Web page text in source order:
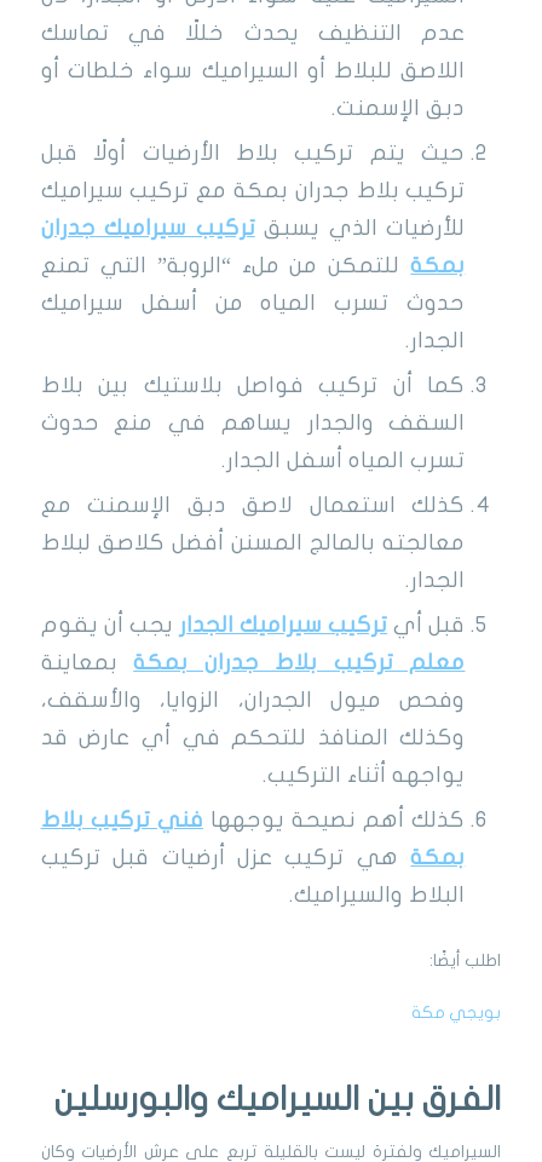
عدم التنظيف يحدث خللًا في تماسك
اللاصق للبلاط أو السيراميك سواء خلطات أو
دبق الإسمنت.
حيث يتم تركيب بلاط الأرضيات أولًا قبل
تركيب بلاط جدران بمكة مع تركيب سيراميك
للأرضيات الذي يسبقتركيب سيراميك جدران
بمكةللتمكن من ملء “الروبة” التي تمنع
حدوث تسرب المياه من أسفل سيراميك
الجدار.
كما أن تركيب فواصل بلاستيك بين بلاط
السقف والجدار يساهم في منع حدوث
تسرب المياه أسفل الجدار.
كذلك استعمال لاصق دبق الإسمنت مع
معالجته بالمالج المسنن أفضل كلاصق لبلاط
الجدار.
قبل أي تركيب سيراميك الجدار يجب أن يقوم
معلم تركيب بلاط جدران بمكةبمعاينة
وفحص ميول الجدران، الزوايا، والأسقف،
وكذلك المنافذ للتحكم في أي عارض قد
يواجهه أثناء التركيب.
كذلك أهم نصيحة يوجهها فني تركيب بلاط
بمكةهي تركيب عزل أرضيات قبل تركيب
البلاط والسيراميك.
اطلب أيضًا:
بويجي مكة
الفرق بين السيراميك والبورسلين
السيراميك ولفترة ليست بالقليلة تربع على عرش الأرضيات وكان